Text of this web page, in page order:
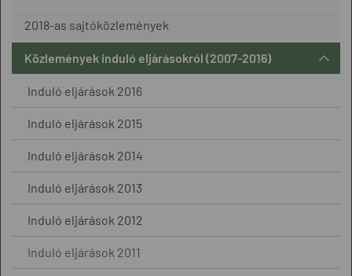
2018-as sajtóközlemények
Közlemények induló eljárásokról (2007-2016)
Induló eljárások 2016
Induló eljárások 2015
Induló eljárások 2014
Induló eljárások 2013
Induló eljárások 2012
Induló eljárások 2011